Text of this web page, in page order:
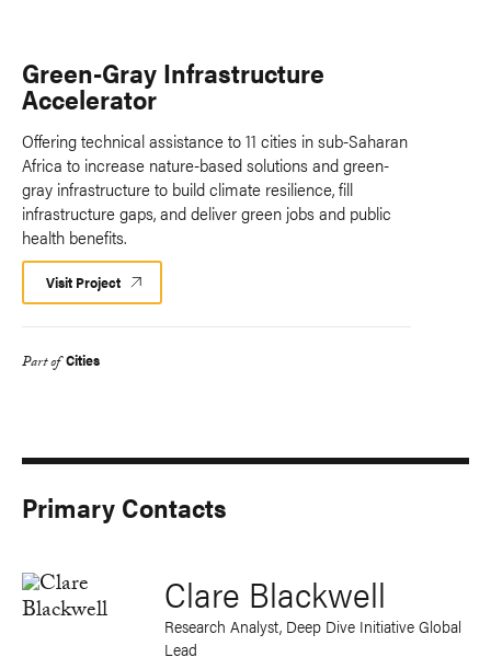
Green-Gray Infrastructure
Accelerator
Offering technical assistance to 11 cities in sub-Saharan
Africa to increase nature-based solutions and green-
gray infrastructure to build climate resilience, fill
infrastructure gaps, and deliver green jobs and public
health benefits.
Visit Project
Part of Cities
Primary Contacts
Clare Blackwell
Research Analyst, Deep Dive Initiative Global
Lead